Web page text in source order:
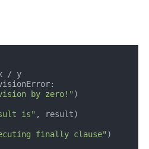
by zero!"
is"
finally clause" )